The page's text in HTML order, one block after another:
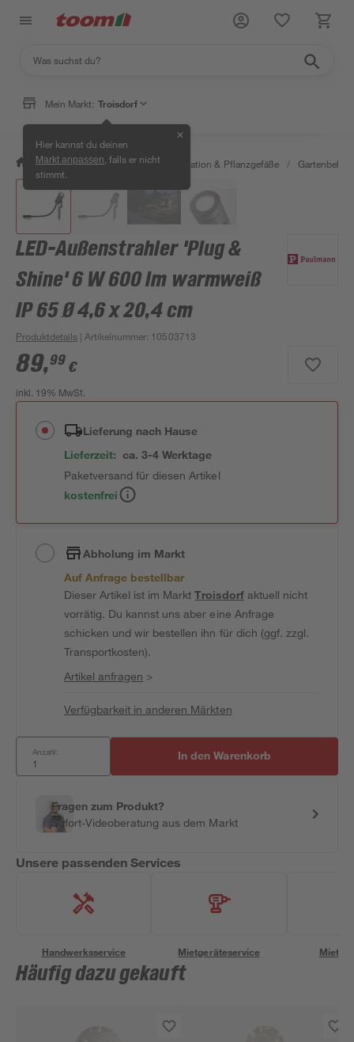
Mein Markt: Troisdorf
Hier kannst du deinen
Markt anpassen , falls er nicht
stimmt.
✕
/ Garten & Freizeit / Gartendekoration & Pflanzgefäße /
LED-Außenstrahler 'Plug &
Shine' 6 W 600 lm warmweiß
IP 65 Ø 4,6 x 20,4 cm
Produktdetails | Artikelnummer: 10503713
89,99 €
inkl. 19% MwSt.
Lieferung nach Hause
Lieferzeit: ca. 3-4 Werktage
Paketversand für diesen Artikel
kostenfrei
Abholung im Markt
Auf Anfrage bestellbar
Dieser Artikel ist im MarktTroisdorfaktuell nicht
vorrätig. Du kannst uns aber eine Anfrage
schicken und wir bestellen ihn für dich (ggf. zzgl.
Transportkosten).
Artikel anfragen >
Verfügbarkeit in anderen Märkten
Anzahl: In den Warenkorb
Fragen zum Produkt?
Sofort-Videoberatung aus dem Markt
Unsere passenden Services
Handwerksservice Mietgeräteservice
Häufig dazu gekauft